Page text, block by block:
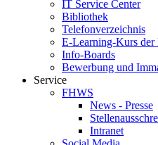
IT Service Center
Bibliothek
Telefonverzeichnis
E-Learning-Kurs der
Info-Boards
Bewerbung und
Service
FHWS
News - Presse
Intranet